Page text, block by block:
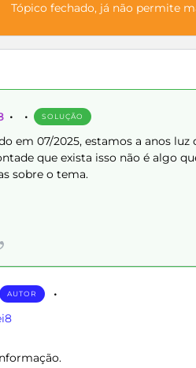
Tópico fechado, já não permite
SOLUÇÃO
em 07/2025, estamos a anos
que exista isso não é algo
sobre o tema.
AUTOR